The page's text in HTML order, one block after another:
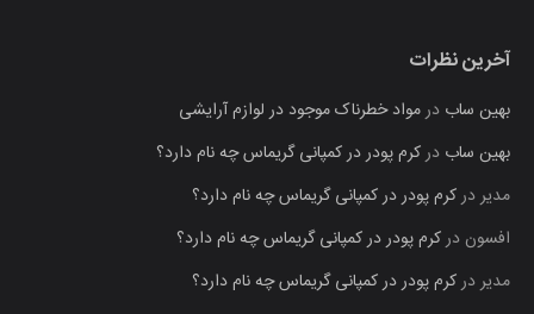
آخرین نظرات
بهین ساب درمواد خطرناک موجود در لوازم آرایشی
بهین ساب درکرم پودر در کمپانی گریماس چه نام دارد؟
مدیردرکرم پودر در کمپانی گریماس چه نام دارد؟
افسون درکرم پودر در کمپانی گریماس چه نام دارد؟
مدیردرکرم پودر در کمپانی گریماس چه نام دارد؟